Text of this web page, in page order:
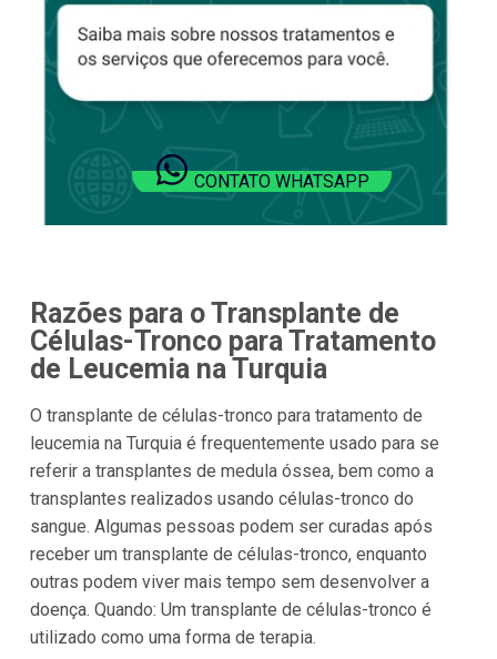
CONTATO WHATSAPP
Razões para o Transplante de
Células-Tronco para Tratamento
de Leucemia na Turquia
O transplante de células-tronco para tratamento de
leucemia na Turquia é frequentemente usado para se
referir a transplantes de medula óssea, bem como a
transplantes realizados usando células-tronco do
sangue. Algumas pessoas podem ser curadas após
receber um transplante de células-tronco, enquanto
outras podem viver mais tempo sem desenvolver a
doença. Quando: Um transplante de células-tronco é
utilizado como uma forma de terapia.